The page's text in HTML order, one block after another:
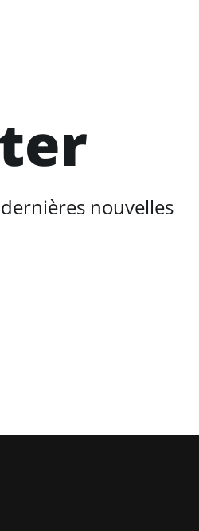
nouvelles